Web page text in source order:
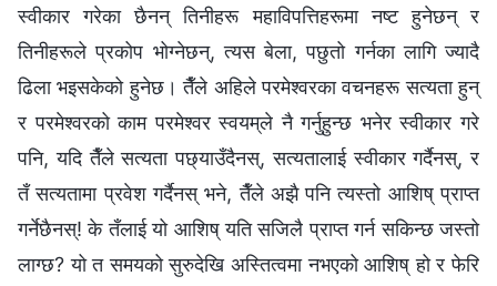
स्वीकार गरेका छैनन् तिनीहरू महाविपत्तिहरूमा नष्ट हुनेछन् र
तिनीहरूले प्रकोप भोग्नेछन्, त्यस बेला, पछुतो गर्नका लागि ज्यादै
ढिला भइसकेको हुनेछ। तैँले अहिले परमेश्‍वरका वचनहरू सत्यता हुन्
र परमेश्‍वरको काम परमेश्‍वर स्वयम्‌ले नै गर्नुहुन्छ भनेर स्वीकार गरे
पनि, यदि तैँले सत्यता पछ्याउँदैनस्, सत्यतालाई स्वीकार गर्दैनस्, र
तँ सत्यतामा प्रवेश गर्दैनस् भने, तैँले अझै पनि त्यस्तो आशिष् प्राप्त
गर्नेछैनस्! के तँलाई यो आशिष् यति सजिलै प्राप्त गर्न सकिन्छ जस्तो
लाग्छ? यो त समयको सुरुदेखि अस्तित्वमा नभएको आशिष् हो र फेरि